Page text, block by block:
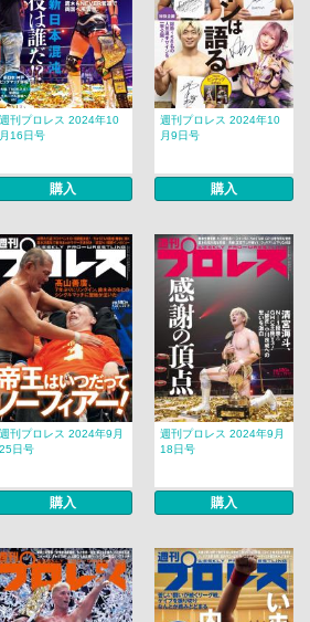
週刊プロレス 2024年10
月16日号
購入
週刊プロレス 2024年10
月9日号
購入
週刊プロレス 2024年9月
25日号
購入
週刊プロレス 2024年9月
18日号
購入